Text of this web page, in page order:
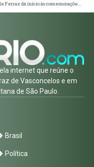
Saúde de Ferraz dá início às comemorações do Junho Violeta Contra a Violência da Pessoa Idosa
internet que reúne o
de Vasconcelos e em
de São Paulo.
Brasil
Política